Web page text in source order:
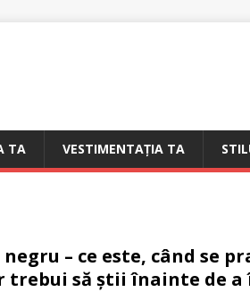
TA VESTIMENTAȚIA TA
– ce este, când se
trebui să știi înainte de a